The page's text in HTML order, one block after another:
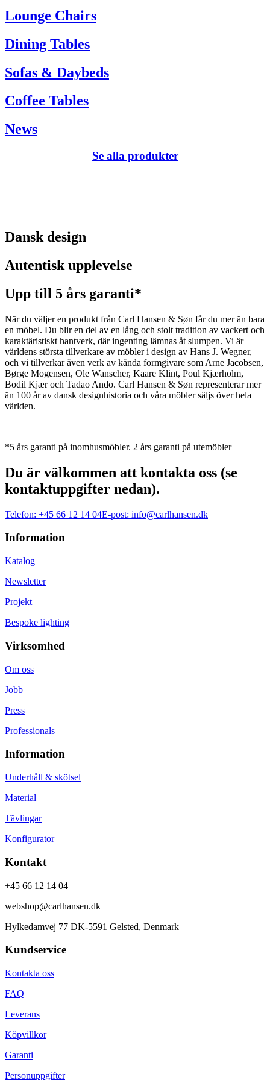
Tel. +45 66 12 14 04
info@carlhansen.dk
Lounge Chairs
Dining Tables
Sofas & Daybeds
Coffee Tables
News
Se alla produkter
Dansk design
Autentisk upplevelse
Upp till 5 års garanti*
När du väljer en produkt från Carl Hansen & Søn får du mer än bara
en möbel. Du blir en del av en lång och stolt tradition av vackert och
karaktäristiskt hantverk, där ingenting lämnas åt slumpen. Vi är
världens största tillverkare av möbler i design av Hans J. Wegner,
och vi tillverkar även verk av kända formgivare som Arne Jacobsen,
Børge Mogensen, Ole Wanscher, Kaare Klint, Poul Kjærholm,
Bodil Kjær och Tadao Ando. Carl Hansen & Søn representerar mer
än 100 år av dansk designhistoria och våra möbler säljs över hela
världen.
*5 års garanti på inomhusmöbler. 2 års garanti på utemöbler
Du är välkommen att kontakta oss (se
kontaktuppgifter nedan).
Telefon: +45 66 12 14 04E-post: info@carlhansen.dk
Information
Katalog
Newsletter
Projekt
Bespoke lighting
Virksomhed
Om oss
Jobb
Press
Professionals
Information
Underhåll & skötsel
Material
Tävlingar
Konfigurator
Kontakt
+45 66 12 14 04
webshop@carlhansen.dk
Hylkedamvej 77 DK-5591 Gelsted, Denmark
Kundservice
Kontakta oss
FAQ
Leverans
Köpvillkor
Garanti
Personuppgifter